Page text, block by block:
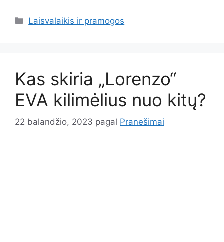
Kategorijos
Laisvalaikis ir pramogos
Kas skiria „Lorenzo“
EVA kilimėlius nuo kitų?
22 balandžio, 2023 pagal Pranešimai